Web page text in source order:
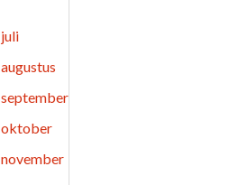
juli
augustus
september
oktober
november